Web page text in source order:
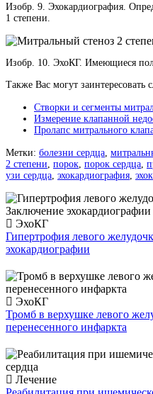
Изобр. 9. Эхокардиография.
1 степени.
Изобр. 10. ЭхоКГ. Имеющиеся
Также Вас могут заинтересовать
Створки и сегменты
Измерение клапанной
Пролапс митрального
Метки: болезни сердца
2 степени порок порок сердца
узи сердца эхокардиография
ЭхоКГ
Гипертрофия левого
эхокардиографии
ЭхоКГ
Тромб в верхушке левого
перенесенного инфаркта
Лечение